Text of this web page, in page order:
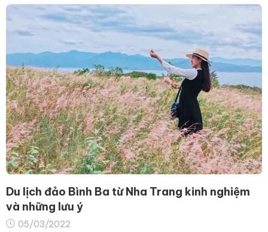
Du lịch đảo Bình Ba từ Nha Trang kinh nghiệm
và những lưu ý
05/03/2022